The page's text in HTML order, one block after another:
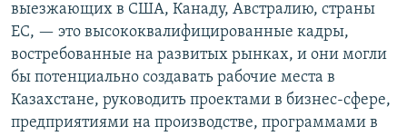
выезжающих в США, Канаду, Австралию, страны
ЕС, — это высококвалифицированные кадры,
востребованные на развитых рынках, и они могли
бы потенциально создавать рабочие места в
Казахстане, руководить проектами в бизнес-сфере,
предприятиями на производстве, программами в